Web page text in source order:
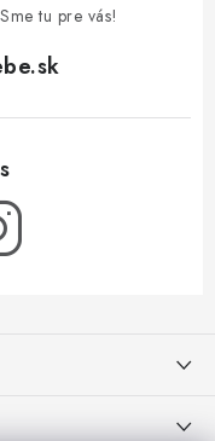
tu pre vás!